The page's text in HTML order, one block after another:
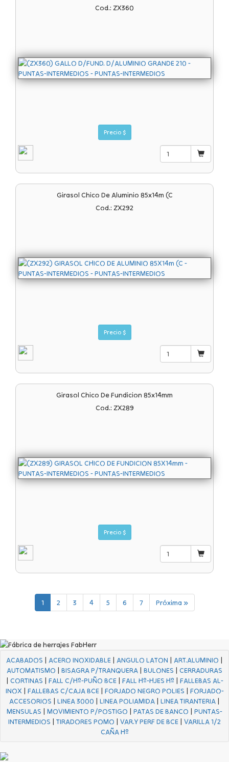
Cod.: ZX360
Precio $
Girasol Chico De Aluminio 85x14m (c
Cod.: ZX292
Precio $
Girasol Chico De Fundicion 85x14mm
Cod.: ZX289
Precio $
1 2 3 4 5 6 7 Próxima »
ACABADOS | ACERO INOXIDABLE | ANGULO LATON | ART.ALUMINIO |
AUTOMATISMO | BISAGRA P/TRANQUERA | BULONES | CERRADURAS
| CORTINAS | FALL C/Hº-PUÑO BCE| FALL Hº-HJES Hº | FALLEBAS AL-
INOX | FALLEBAS C/CAJA BCE| FORJADO NEGRO POLIES | FORJADO-
ACCESORIOS | LINEA 3000 | LINEA POLIAMIDA | LINEA TIRANTERIA |
MENSULAS | MOVIMIENTO P/POSTIGO | PATAS DE BANCO | PUNTAS-
INTERMEDIOS | TIRADORES POMO | VAR.Y PERF DE BCE | VARILLA 1/2
CAÑA Hº